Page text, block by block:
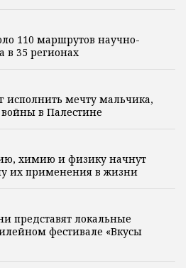
110 маршрутов научно-
в 35 регионах
мечту мальчика,
в Палестине
химию и физику начнут
их применения в жизни
представят локальные
фестивале «Вкусы